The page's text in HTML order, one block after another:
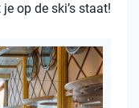
op de ski’s staat!